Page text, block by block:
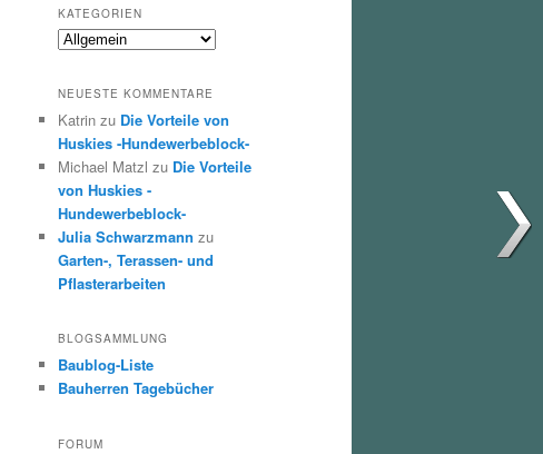
KATEGORIEN
Kategorien
NEUESTE KOMMENTARE
Katrin zu Die Vorteile von
Huskies -Hundewerbeblock-
Michael Matzl zu Die Vorteile
von Huskies -
Hundewerbeblock-
Julia Schwarzmann zu
Garten-, Terassen- und
Pflasterarbeiten
BLOGSAMMLUNG
Baublog-Liste
Bauherren Tagebücher
FORUM